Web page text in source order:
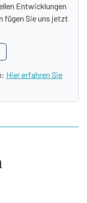
Entwicklungen
fügen Sie uns jetzt
Hier erfahren Sie